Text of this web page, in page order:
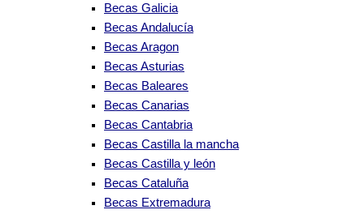
Becas Galicia
Becas Andalucía
Becas Aragon
Becas Asturias
Becas Baleares
Becas Canarias
Becas Cantabria
Becas Castilla la mancha
Becas Castilla y león
Becas Cataluña
Becas Extremadura